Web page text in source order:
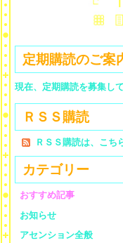
定期購読のご案
現在、定期購読を募集し
ＲＳＳ購読
ＲＳＳ購読は、こち
カテゴリー
おすすめ記事
お知らせ
アセンション全般